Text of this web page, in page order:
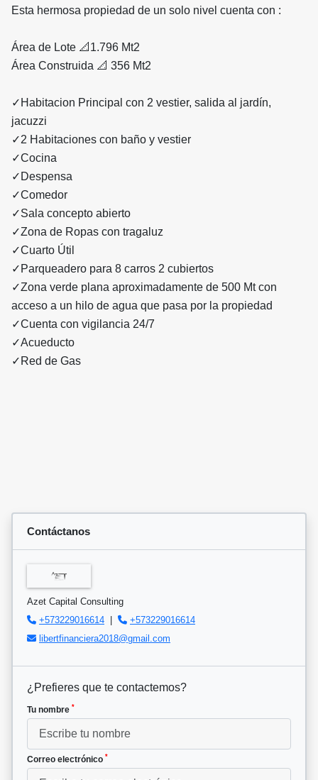
Esta hermosa propiedad de un solo nivel cuenta con :
Área de Lote 📐1.796 Mt2
Área Construida 📐 356 Mt2
✓Habitacion Principal con 2 vestier, salida al jardín,
jacuzzi
✓2 Habitaciones con baño y vestier
✓Cocina
✓Despensa
✓Comedor
✓Sala concepto abierto
✓Zona de Ropas con tragaluz
✓Cuarto Útil
✓Parqueadero para 8 carros 2 cubiertos
✓Zona verde plana aproximadamente de 500 Mt con
acceso a un hilo de agua que pasa por la propiedad
✓Cuenta con vigilancia 24/7
✓Acueducto
✓Red de Gas
Contáctanos
Azet Capital Consulting
+573229016614 |
+573229016614
libertfinanciera2018@gmail.com
¿Prefieres que te contactemos?
Tu nombre *
Correo electrónico *